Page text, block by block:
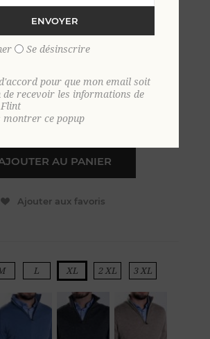
99,00 €
+
AU PANIER
Ajouter aux favoris
L XL 2 XL 3 XL
ENVOYER
Se désinscrire
pour que mon email soit
de recevoir les informations de
montrer ce popup